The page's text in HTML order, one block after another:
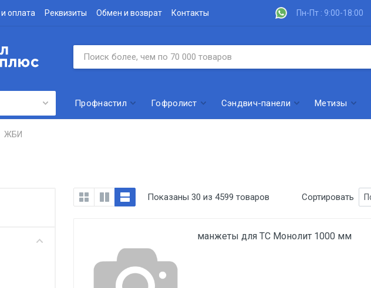
оплата Реквизиты Обмен и возврат Контакты Пн-Пт : 9:00-18:00
Профнастил Гофролист Сэндвич-панели Метизы
ЖБИ
Показаны 30 из 4599 товаров Сортировать
манжеты для ТС Монолит 1000 мм